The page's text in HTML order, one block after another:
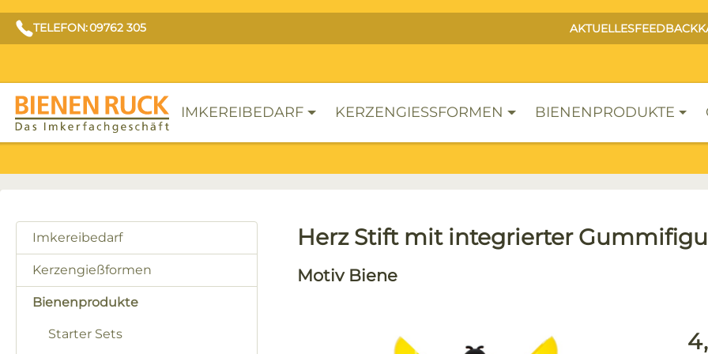
TELEFON: 09762 305 AKTUELLESFEEDBACK
IMKEREIBEDARF KERZENGIESSFORMEN BIENENPRODUKTE
Imkereibedarf
Kerzengießformen
Bienenprodukte
Starter Sets
Herz Stift mit integrierter
Motiv Biene
Bildergalerie überspringen